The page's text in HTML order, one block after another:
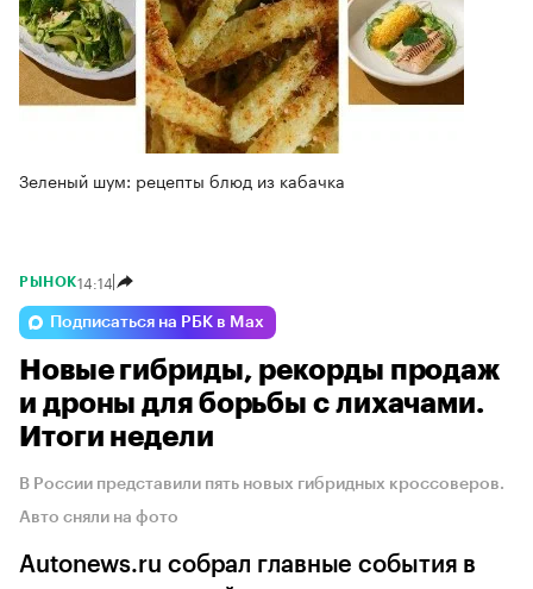
Зеленый шум: рецепты блюд из кабачка
РЫНОК14:14
Подписаться на РБК в Max
Новые гибриды, рекорды продаж
и дроны для борьбы с лихачами.
Итоги недели
В России представили пять новых гибридных кроссоверов.
Авто сняли на фото
Autonews.ru собрал главные события в